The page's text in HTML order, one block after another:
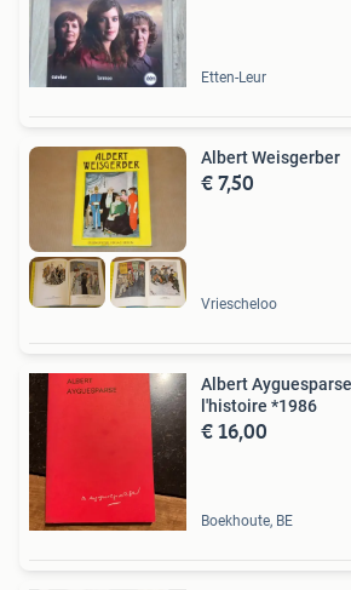
Etten-Leur
Albert Weisgerber
€ 7,50
Vriescheloo
Albert
l'histoire *1986
€ 16,00
Boekhoute, BE